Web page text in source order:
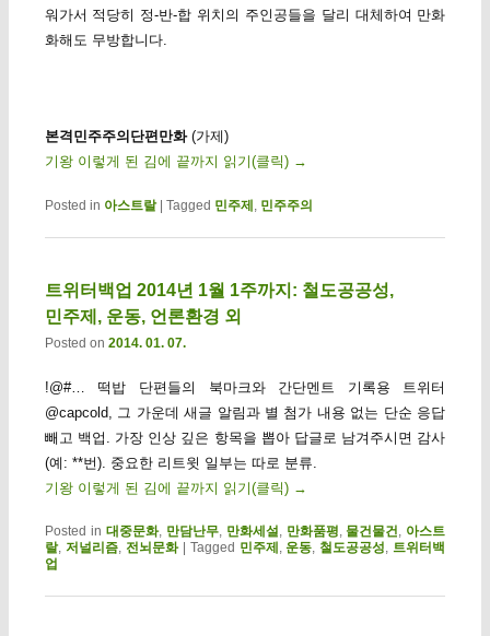
워가서 적당히 정-반-합 위치의 주인공들을 달리 대체하여 만화
화해도 무방합니다.
본격민주주의단편만화(가제)
기왕 이렇게 된 김에 끝까지 읽기(클릭) →
Posted in 아스트랄 | Tagged 민주제 민주주의
트위터백업 2014년 1월 1주까지: 철도공공성,
민주제, 운동, 언론환경 외
Posted on 2014. 01. 07.
!@#… 떡밥 단편들의 북마크와 간단멘트 기록용 트위터
@capcold, 그 가운데 새글 알림과 별 첨가 내용 없는 단순 응답
빼고 백업. 가장 인상 깊은 항목을 뽑아 답글로 남겨주시면 감사
(예: **번). 중요한 리트윗 일부는 따로 분류.
기왕 이렇게 된 김에 끝까지 읽기(클릭) →
Posted in 대중문화, 만담난무, 만화세설 만화품평 물건물건
아스트
랄, 저널리즘, 전뇌문화 | Tagged 민주제 ,운동 철도공공성
트위터백
업